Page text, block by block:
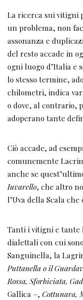
La ricerca sui vitigni
un problema, non
assonanza e
del resto accade in
ogni luogo d’Italia e
lo stesso termine,
chilometri, indica
o dove, al contrario,
adoperano tante
Ciò accade, ad
comunemente
anche se
Iuvarello, che altro
l’Uva della Scala
Tanti i vitigni e
dialettali con cui
Sanguinella, la
Puttanella o il
Rossa, Sforbiciata,
Gallica –, Cottunara,